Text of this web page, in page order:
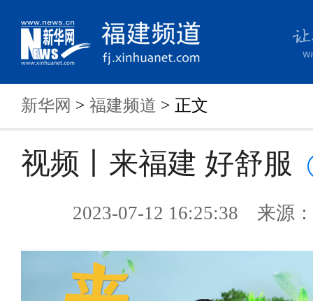
新华网 > 福建频道 > 正文
视频丨来福建 好舒服
2023-07-12 16:25:38 来源